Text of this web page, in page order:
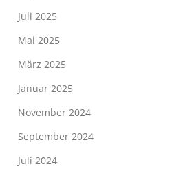
Juli 2025
Mai 2025
März 2025
Januar 2025
November 2024
September 2024
Juli 2024